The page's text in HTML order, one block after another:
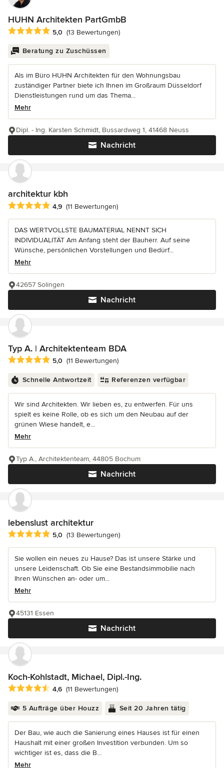
HUHN Architekten PartGmbB
Durchschnittliche Bewertung: 5 von 5 Sternen
5,0 (13 Bewertungen)
Beratung zu Zuschüssen
Als im Büro HUHN Architekten für den Wohnungsbau
zuständiger Partner biete ich Ihnen im Großraum Düsseldorf
Dienstleistungen rund um das Thema...
Mehr
Nachricht
Dipl. - Ing. Karsten Schmidt, Bussardweg 1, 41468 Neuss
architektur kbh
Durchschnittliche Bewertung: 4.9 von 5 Sternen
4,9 (11 Bewertungen)
DAS WERTVOLLSTE BAUMATERIAL NENNT SICH
INDIVIDUALITÄT Am Anfang steht der Bauherr. Auf seine
Wünsche, persönlichen Vorstellungen und Bedürf...
Mehr
Nachricht
42657 Solingen
Typ A. | Architektenteam BDA
Durchschnittliche Bewertung: 5 von 5 Sternen
5,0 (11 Bewertungen)
Schnelle Antwortzeit Referenzen verfügbar
Wir sind Architekten. Wir lieben es, zu entwerfen. Für uns
spielt es keine Rolle, ob es sich um den Neubau auf der
grünen Wiese handelt, e...
Mehr
Nachricht
Typ A., Architektenteam, 44805 Bochum
lebenslust architektur
Durchschnittliche Bewertung: 5 von 5 Sternen
5,0 (13 Bewertungen)
Sie wollen ein neues zu Hause? Das ist unsere Stärke und
unsere Leidenschaft. Ob Sie eine Bestandsimmobilie nach
Ihren Wünschen an- oder um...
Mehr
Nachricht
45131 Essen
Koch-Kohlstadt, Michael, Dipl.-Ing.
Durchschnittliche Bewertung: 4.6 von 5 Sternen
4,6 (11 Bewertungen)
5 Aufträge über Houzz Seit 20 Jahren tätig
Der Bau, wie auch die Sanierung eines Hauses ist für einen
Haushalt mit einer großen Investition verbunden. Um so
wichtiger ist es, dass die B...
Mehr